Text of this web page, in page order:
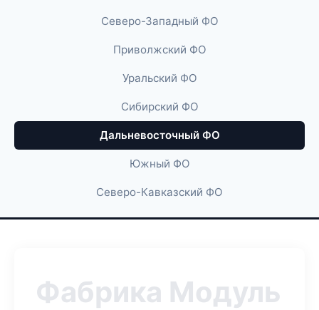
Северо-Западный ФО
Приволжский ФО
Уральский ФО
Сибирский ФО
Дальневосточный ФО
Южный ФО
Северо-Кавказский ФО
Фабрика Модуль